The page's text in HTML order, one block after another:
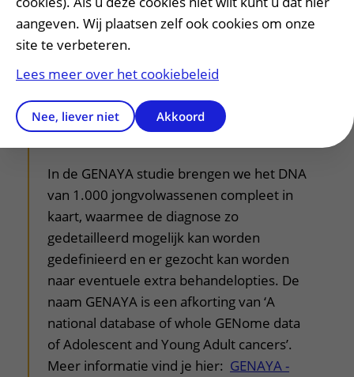
geconfronteerd worden. De COMPRAYA
studie is onderverdeeld in twee groepen
deel 2.0 van de COMPRAYA studie. Meer
informatie vind je hierCOMPRAYA 2.0
GENAYA studie
In de GENAYA studie brengen we het DNA
van 1.000 jongvolwassenen compleet in
kaart, waarmee de diagnose zo
gedetailleerd mogelijk kan worden
gedefinieerd en er gezocht kan worden
naar eventuele extra behandelopties. De
naam GENAYA is een afkorting van ‘A
national database of whole GENome data
of Adolescent and Young Adult cancers’.
Meer informatie vind je hier: GENAYA -
aangeven. Wij plaatsen zelf ook cookies om onze
site te verbeteren.
Lees meer over het cookiebeleid
Nee, liever niet Akkoord